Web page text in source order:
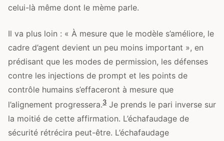
celui-là même dont le mème parle.
Il va plus loin : « À mesure que le modèle s’améliore, le
cadre d’agent devient un peu moins important », en
prédisant que les modes de permission, les défenses
contre les injections de prompt et les points de
contrôle humains s’effaceront à mesure que
l’alignement progressera.3 Je prends le pari inverse sur
la moitié de cette affirmation. L’échafaudage de
sécurité rétrécira peut-être. L’échafaudage